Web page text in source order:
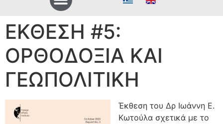
ΕΚΘΕΣΗ #5:
ΟΡΘΟΔΟΞΙΑ ΚΑΙ
ΓΕΩΠΟΛΙΤΙΚΗ
Έκθεση του Δρ Ιωάννη Ε.
Κωτούλα σχετικά με το